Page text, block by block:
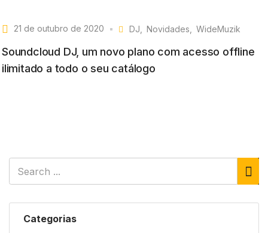
Categorias
21 de outubro de 2020 DJ Novidades WideMuzik
Soundcloud DJ, um novo plano com acesso offline
ilimitado a todo o seu catálogo